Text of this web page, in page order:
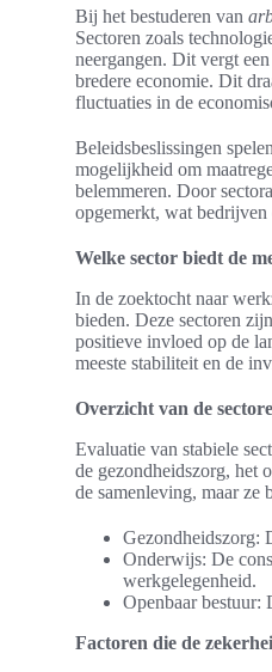
Bij het bestuderen van
Sectoren zoals
neergangen. Dit vergt
bredere economie. Dit
fluctuaties in de
Beleidsbeslissingen
mogelijkheid om
belemmeren. Door
opgemerkt, wat bedrijven
Welke sector biedt de
In de zoektocht naar
bieden. Deze sectoren
positieve invloed op de
meeste stabiliteit en de
Overzicht van de
Evaluatie van stabiele
de gezondheidszorg, het
de samenleving, maar ze
Gezondheidszorg:
Onderwijs: De
werkgelegenheid.
Openbaar bestuur:
Factoren die de